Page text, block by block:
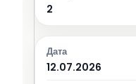
2
12.07.2026